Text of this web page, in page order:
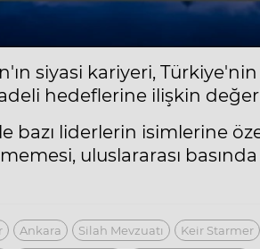
siyasi kariyeri,
hedeflerine ilişkin
bazı liderlerin isimlerine
uluslararası
Ankara Silah Mevzuatı Keir Starmer